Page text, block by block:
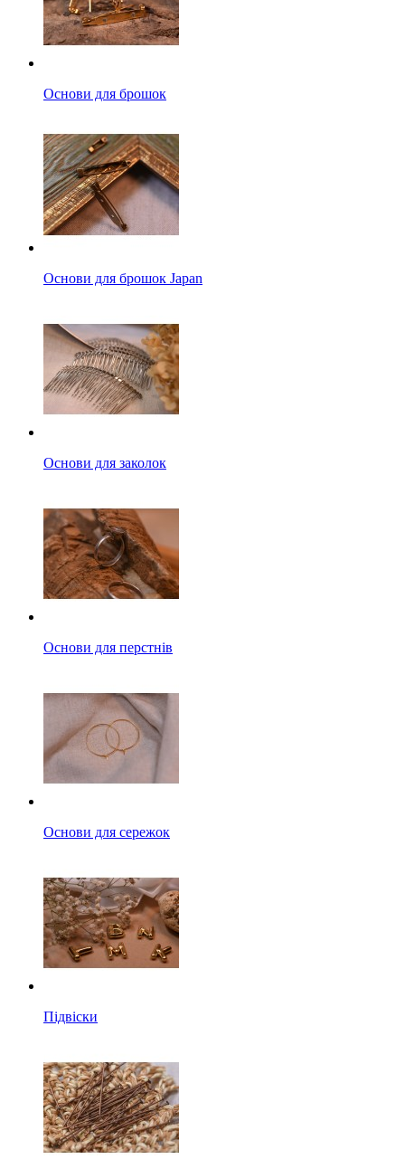
Основи для брошок
Основи для брошок Japan
Основи для заколок
Основи для перстнів
Основи для сережок
Підвіски